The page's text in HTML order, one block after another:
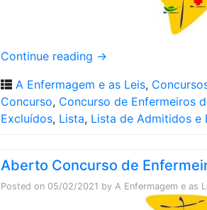
Continue reading →
A Enfermagem e as Leis,
Concurso, Concurso de Enfermeiros
Excluídos, Lista, Lista de Admitidos e
Aberto Concurso de
Posted on 05/02/2021 by A Enfermagem e as